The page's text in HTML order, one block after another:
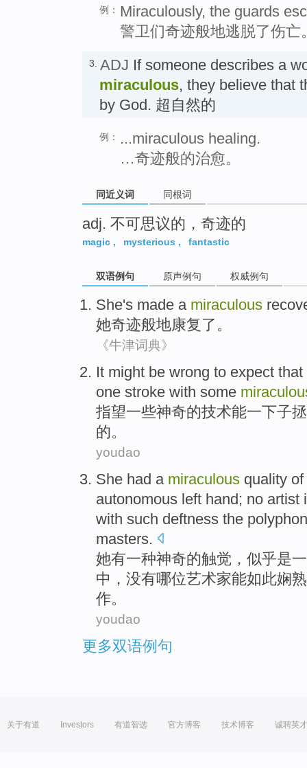
例： Miraculously, the guards
警卫们奇迹般地逃脱了伤亡
3. ADJ If someone describes a
miraculous, they believe that
by God. 超自然的
例：
...miraculous healing.
…奇迹般的治愈。
同近义词 同根词
adj. 不可思议的，奇迹的
magic , mysterious , fantastic
双语例句 原声例句 权威例句
She's made a miraculous
她奇迹般地康复 了。
《牛津词典》
It might be wrong to expect that
one stroke with some
指望一些神奇的技术能一下子
的。
youdao
She had a miraculous quality of
autonomous left hand; no artist
with such deftness the
masters.
她有一种神奇的触觉 ， 似乎是
中， 没有哪位艺术家能如此娴
作。
youdao
更多双语例句
关于有道 Investors 有道智选 官方博客 技术博客 诚聘英才